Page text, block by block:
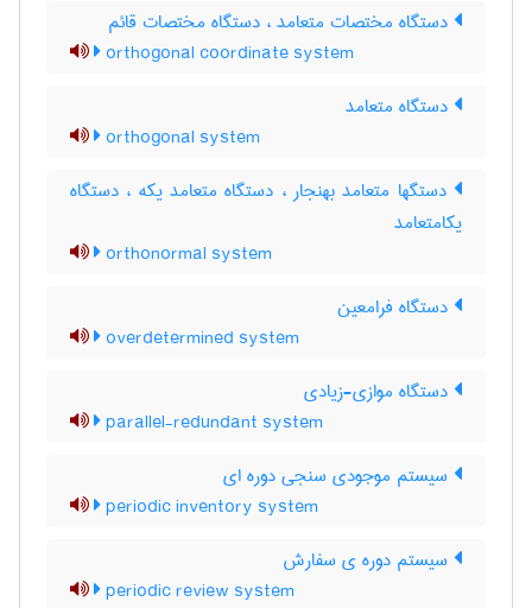
دستگاه مختصات متعامد ، دستگاه مختصات قائم
orthogonal coordinate system
دستگاه متعامد
orthogonal system
دستگها متعامد بهنجار ، دستگاه متعامد یکه ، دستگاه
یکامتعامد
orthonormal system
دستگاه فرامعین
overdetermined system
دستگاه موازی-زیادی
parallel-redundant system
سیستم موجودی سنجی دوره ای
periodic inventory system
سیستم دوره ی سفارش
periodic review system